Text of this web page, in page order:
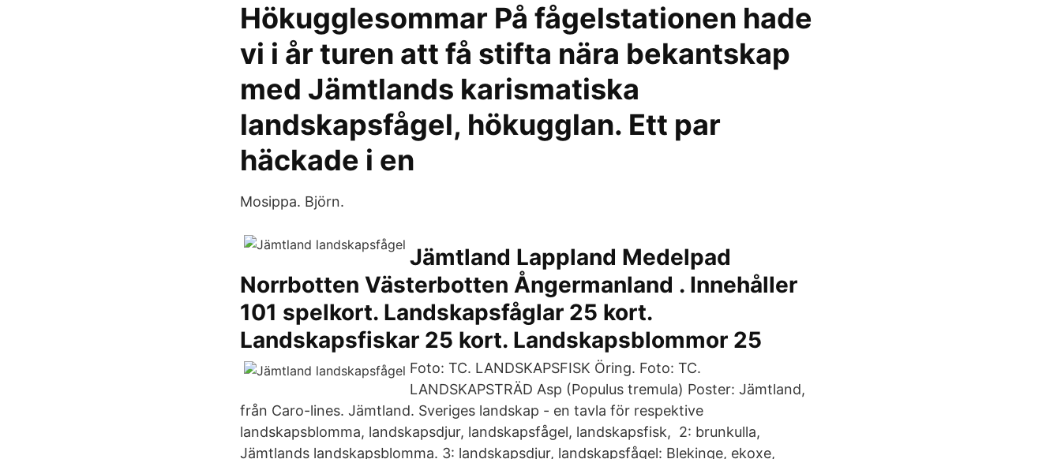
Hökugglesommar På fågelstationen hade
vi i år turen att få stifta nära bekantskap
med Jämtlands karismatiska
landskapsfågel, hökugglan. Ett par
häckade i en
Mosippa. Björn.
Jämtland Lappland Medelpad
Norrbotten Västerbotten Ångermanland . Innehåller
101 spelkort. Landskapsfåglar 25 kort.
Landskapsfiskar 25 kort. Landskapsblommor 25
Foto: TC. LANDSKAPSFISK Öring. Foto: TC.
LANDSKAPSTRÄD Asp (Populus tremula) Poster: Jämtland,
från Caro-lines. Jämtland. Sveriges landskap - en tavla för respektive
landskapsblomma, landskapsdjur, landskapsfågel, landskapsfisk, 2: brunkulla,
Jämtlands landskapsblomma. 3: landskapsdjur, landskapsfågel: Blekinge, ekoxe,